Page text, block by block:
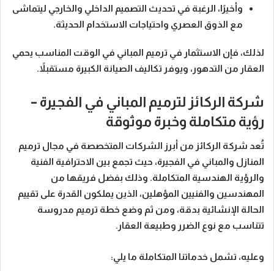
وأخيرًا، الرغبة في تحديث التصميم الداخلي والخارجي ليتماشى
مع الذوق العصري واحتياجات الاستخدام الحديثة.
لذلك، فإن الاستثمار في ترميم المباني في الوقت المناسب يحمي
العقار من التدهور، ويوفر تكاليف الصيانة الكبيرة مستقبلاً.
شركة الركائز لترميم المباني في الفجيرة –
رؤية متكاملة وخبرة موثوقة
تُعد شركة الركائز من أبرز الشركات المتخصصة في مجال ترميم
المنازل والمباني في الفجيرة، حيث تجمع بين الاحترافية الفنية
والرؤية الهندسية المتكاملة. وذلك بفضل فريقها من
المهندسين والفنيين المؤهلين، الذين يملكون القدرة على تقييم
الحالة الإنشائية بدقة، ومن ثم وضع خطة ترميم مدروسة
تتناسب مع نوع الضرر وطبيعة العقار.
وعليه، تشمل خدماتنا المتكاملة ما يلي: